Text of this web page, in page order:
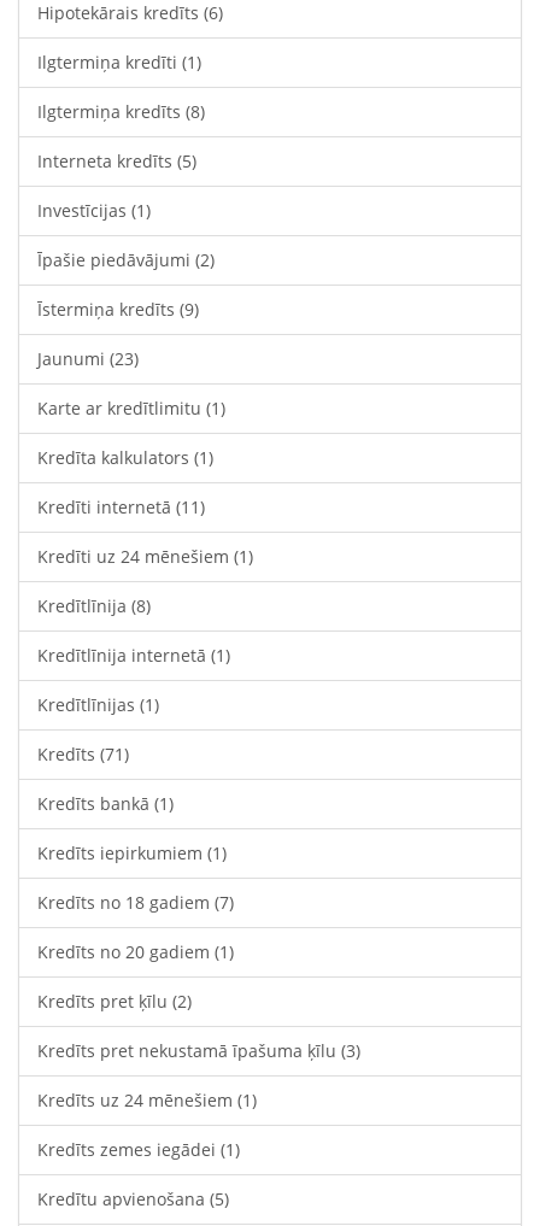
Hipotekārais kredīts (6)
Ilgtermiņa kredīti (1)
Ilgtermiņa kredīts (8)
Interneta kredīts (5)
Investīcijas (1)
Īpašie piedāvājumi (2)
Īstermiņa kredīts (9)
Jaunumi (23)
Karte ar kredītlimitu (1)
Kredīta kalkulators (1)
Kredīti internetā (11)
Kredīti uz 24 mēnešiem (1)
Kredītlīnija (8)
Kredītlīnija internetā (1)
Kredītlīnijas (1)
Kredīts (71)
Kredīts bankā (1)
Kredīts iepirkumiem (1)
Kredīts no 18 gadiem (7)
Kredīts no 20 gadiem (1)
Kredīts pret ķīlu (2)
Kredīts pret nekustamā īpašuma ķīlu (3)
Kredīts uz 24 mēnešiem (1)
Kredīts zemes iegādei (1)
Kredītu apvienošana (5)